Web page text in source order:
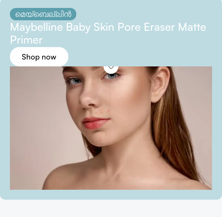
മെയ്ബെല്ലിൻ
Maybelline Baby Skin Pore Eraser Matte
Primer
Shop now